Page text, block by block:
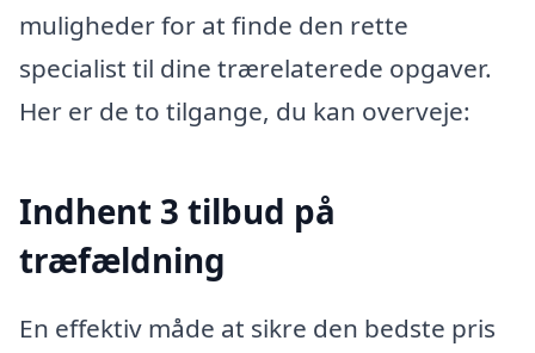
muligheder for at finde den rette
specialist til dine trærelaterede opgaver.
Her er de to tilgange, du kan overveje:
Indhent 3 tilbud på
træfældning
En effektiv måde at sikre den bedste pris